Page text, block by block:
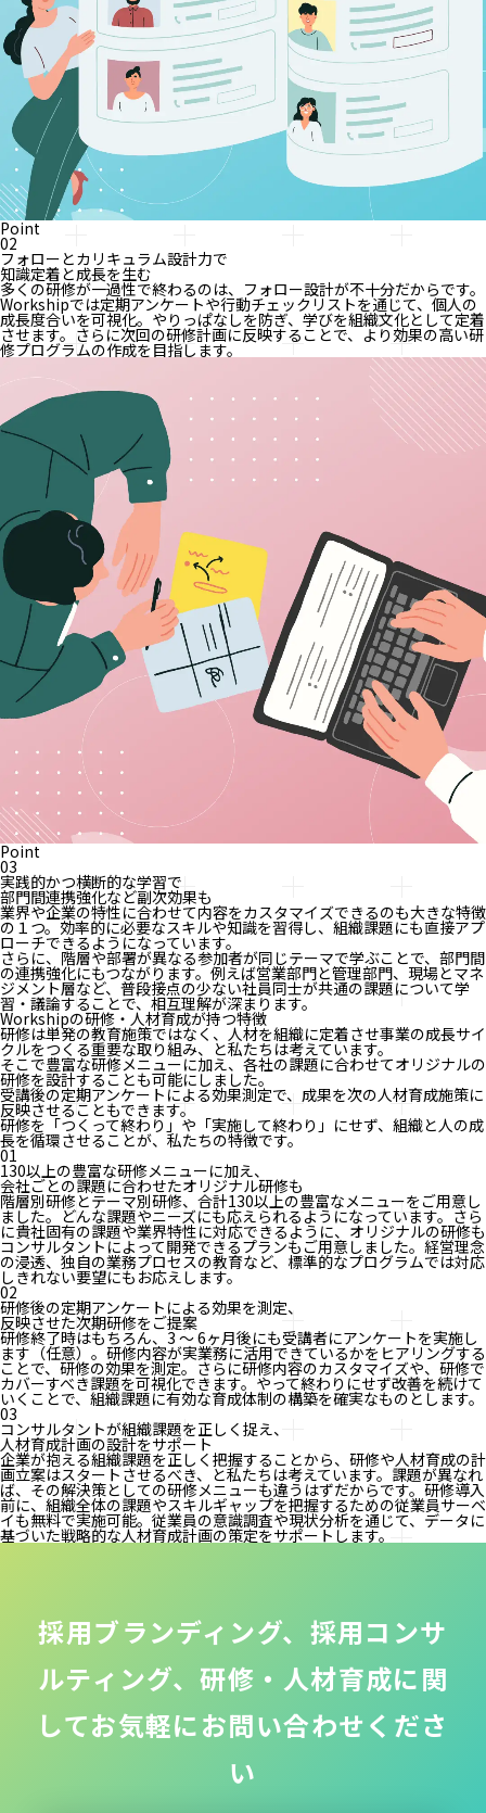
Point
02
フォローとカリキュラム設計力で
知識定着と成長を生む
多くの研修が一過性で終わるのは、フォロー設計が不十分だからです。
Workshipでは定期アンケートや行動チェックリストを通じて、個人の
成長度合いを可視化。やりっぱなしを防ぎ、学びを組織文化として定着
させます。さらに次回の研修計画に反映することで、より効果の高い研
修プログラムの作成を目指します。
Point
03
実践的かつ横断的な学習で
部門間連携強化など副次効果も
業界や企業の特性に合わせて内容をカスタマイズできるのも大きな特徴
の１つ。効率的に必要なスキルや知識を習得し、組織課題にも直接アプ
ローチできるようになっています。
さらに、階層や部署が異なる参加者が同じテーマで学ぶことで、部門間
の連携強化にもつながります。例えば営業部門と管理部門、現場とマネ
ジメント層など、普段接点の少ない社員同士が共通の課題について学
習・議論することで、相互理解が深まります。
Workshipの研修・人材育成が持つ特徴
研修は単発の教育施策ではなく、人材を組織に定着させ事業の成長サイ
クルをつくる重要な取り組み、と私たちは考えています。
そこで豊富な研修メニューに加え、各社の課題に合わせてオリジナルの
研修を設計することも可能にしました。
受講後の定期アンケートによる効果測定で、成果を次の人材育成施策に
反映させることもできます。
研修を「つくって終わり」や「実施して終わり」にせず、組織と人の成
長を循環させることが、私たちの特徴です。
01
130以上の豊富な研修メニューに加え、
会社ごとの課題に合わせたオリジナル研修も
階層別研修とテーマ別研修、合計130以上の豊富なメニューをご用意し
ました。どんな課題やニーズにも応えられるようになっています。さら
に貴社固有の課題や業界特性に対応できるように、オリジナルの研修も
コンサルタントによって開発できるプランもご用意しました。経営理念
の浸透、独自の業務プロセスの教育など、標準的なプログラムでは対応
しきれない要望にもお応えします。
02
研修後の定期アンケートによる効果を測定、
反映させた次期研修をご提案
研修終了時はもちろん、3 〜 6ヶ月後にも受講者にアンケートを実施し
ます（任意）。研修内容が実業務に活用できているかをヒアリングする
ことで、研修の効果を測定。さらに研修内容のカスタマイズや、研修で
カバーすべき課題を可視化できます。やって終わりにせず改善を続けて
いくことで、組織課題に有効な育成体制の構築を確実なものとします。
03
コンサルタントが組織課題を正しく捉え、
人材育成計画の設計をサポート
企業が抱える組織課題を正しく把握することから、研修や人材育成の計
画立案はスタートさせるべき、と私たちは考えています。課題が異なれ
ば、その解決策としての研修メニューも違うはずだからです。研修導入
前に、組織全体の課題やスキルギャップを把握するための従業員サーベ
イも無料で実施可能。従業員の意識調査や現状分析を通じて、データに
基づいた戦略的な人材育成計画の策定をサポートします。
採用ブランディング、採用コンサ
ルティング、研修・人材育成に関
してお気軽にお問い合わせくださ
い